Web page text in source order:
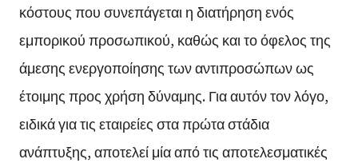
κόστους που συνεπάγεται η διατήρηση ενός
εμπορικού προσωπικού, καθώς και το όφελος της
άμεσης ενεργοποίησης των αντιπροσώπων ως
έτοιμης προς χρήση δύναμης. Για αυτόν τον λόγο,
ειδικά για τις εταιρείες στα πρώτα στάδια
ανάπτυξης, αποτελεί μία από τις αποτελεσματικές